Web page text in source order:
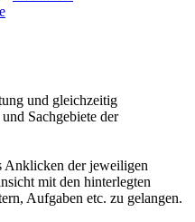
und gleichzeitig
Sachgebiete der
Anklicken der jeweiligen
mit den hinterlegten
Aufgaben etc. zu gelangen.